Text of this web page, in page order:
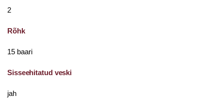
2
Rõhk
15 baari
Sisseehitatud veski
jah